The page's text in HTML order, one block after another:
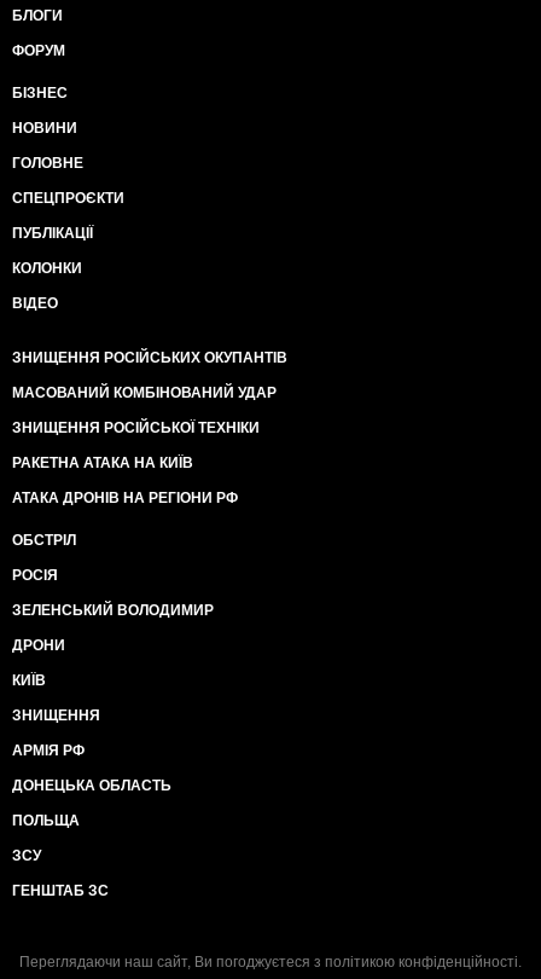
БЛОГИ
ФОРУМ
БІЗНЕС
НОВИНИ
ГОЛОВНЕ
СПЕЦПРОЄКТИ
ПУБЛІКАЦІЇ
КОЛОНКИ
ВІДЕО
ЗНИЩЕННЯ РОСІЙСЬКИХ ОКУПАНТІВ
МАСОВАНИЙ КОМБІНОВАНИЙ УДАР
ЗНИЩЕННЯ РОСІЙСЬКОЇ ТЕХНІКИ
РАКЕТНА АТАКА НА КИЇВ
АТАКА ДРОНІВ НА РЕГІОНИ РФ
ОБСТРІЛ
РОСІЯ
ЗЕЛЕНСЬКИЙ ВОЛОДИМИР
ДРОНИ
КИЇВ
ЗНИЩЕННЯ
АРМІЯ РФ
ДОНЕЦЬКА ОБЛАСТЬ
ПОЛЬЩА
ЗСУ
ГЕНШТАБ ЗС
Переглядаючи наш сайт, Ви погоджуєтеся з політикою конфіденційності.